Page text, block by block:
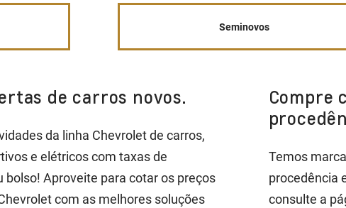
Seminovos
de carros novos.
da linha Chevrolet de carros,
e elétricos com taxas de
Aproveite para cotar os preços
com as melhores soluções
Compre
Temos
procedência
consulte a